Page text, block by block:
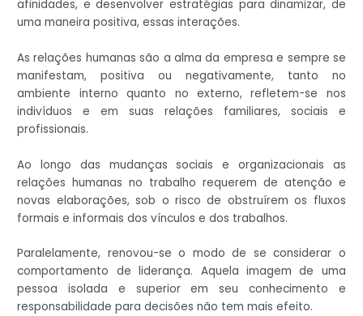
afinidades, e desenvolver estratégias para dinamizar, de
uma maneira positiva, essas interações.
As relações humanas são a alma da empresa e sempre se
manifestam, positiva ou negativamente, tanto no
ambiente interno quanto no externo, refletem-se nos
indivíduos e em suas relações familiares, sociais e
profissionais.
Ao longo das mudanças sociais e organizacionais as
relações humanas no trabalho requerem de atenção e
novas elaborações, sob o risco de obstruírem os fluxos
formais e informais dos vínculos e dos trabalhos.
Paralelamente, renovou-se o modo de se considerar o
comportamento de liderança. Aquela imagem de uma
pessoa isolada e superior em seu conhecimento e
responsabilidade para decisões não tem mais efeito.